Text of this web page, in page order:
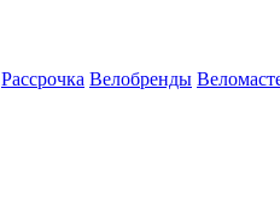
Рассрочка Велобренды